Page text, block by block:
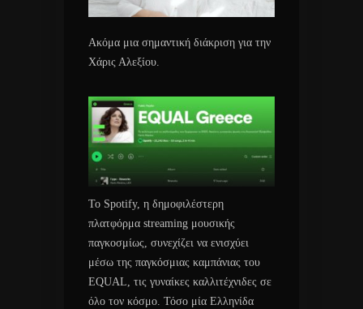
Ακόμα μια σημαντική διάκριση για την
Χάρις Αλεξίου.
Το Spotify, η δημοφιλέστερη
πλατφόρμα streaming μουσικής
παγκοσμίως, συνεχίζει να ενισχύει
μέσω της παγκόσμιας καμπάνιας του
EQUAL, τις γυναίκες καλλιτέχνιδες σε
όλο τον κόσμο. Τόσο μία Ελληνίδα